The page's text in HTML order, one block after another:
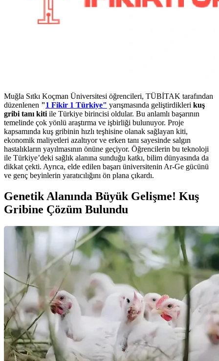
Muğla Sıtkı Koçman Üniversitesi öğrencileri, TÜBİTAK tarafından
düzenlenen "1 Fikir 1 Türkiye" yarışmasında geliştirdikleri kuş
gribi tanı kiti ile Türkiye birincisi oldular. Bu anlamlı başarının
temelinde çok yönlü araştırma ve işbirliği bulunuyor. Proje
kapsamında kuş gribinin hızlı teşhisine olanak sağlayan kiti,
ekonomik maliyetleri azaltıyor ve erken tanı sayesinde salgın
hastalıkların yayılmasının önüne geçiyor. Öğrencilerin bu teknoloji
ile Türkiye’deki sağlık alanına sunduğu katkı, bilim dünyasında da
dikkat çekti. Ayrıca, elde edilen başarı üniversitenin Ar-Ge gücünü
ve genç beyinlerin yaratıcılığını ön plana çıkardı.
Genetik Alanında Büyük Gelişme! Kuş
Gribine Çözüm Bulundu